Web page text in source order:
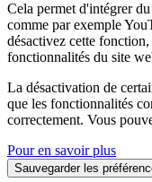
Cela permet d'intégrer
comme par exemple
désactivez cette
fonctionnalités du site
La désactivation de
que les fonctionnalités
correctement. Vous
Pour en savoir plus
Sauvegarder les